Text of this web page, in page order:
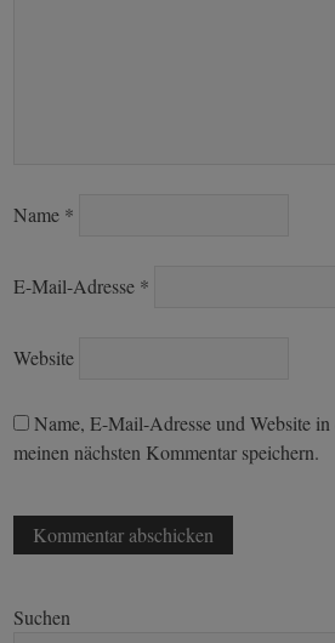
Name *
E-Mail-Adresse *
Website
Name, E-Mail-Adresse und Website
meinen nächsten Kommentar speichern.
Suchen